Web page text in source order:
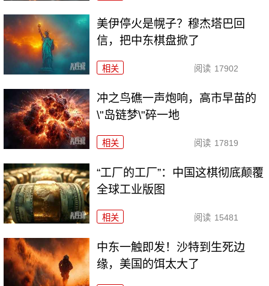
美伊停火是幌子？穆杰塔巴回
信，把中东棋盘掀了
相关 阅读 17902
冲之鸟礁一声炮响，高市早苗的
\"岛链梦\"碎一地
相关 阅读 17819
“工厂的工厂”：中国这棋彻底颠覆
全球工业版图
相关 阅读 15481
中东一触即发！沙特到生死边
缘，美国的饵太大了